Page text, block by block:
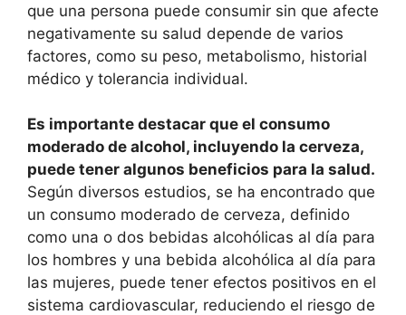
que una persona puede consumir sin que afecte
negativamente su salud depende de varios
factores, como su peso, metabolismo, historial
médico y tolerancia individual.
Es importante destacar que el consumo
moderado de alcohol, incluyendo la cerveza,
puede tener algunos beneficios para la salud.
Según diversos estudios, se ha encontrado que
un consumo moderado de cerveza, definido
como una o dos bebidas alcohólicas al día para
los hombres y una bebida alcohólica al día para
las mujeres, puede tener efectos positivos en el
sistema cardiovascular, reduciendo el riesgo de